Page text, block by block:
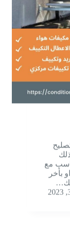
تصليح
ساعة وذلك
مع
بأخر